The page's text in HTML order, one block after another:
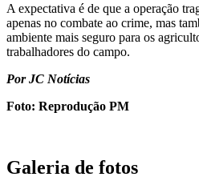
A expectativa é de que a operação
apenas no combate ao crime, mas
ambiente mais seguro para os
trabalhadores do campo.
Por JC Notícias
Foto: Reprodução PM
Galeria de fotos